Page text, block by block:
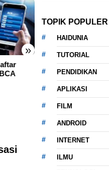
»
Digital
Aman saat
Pengertian,
Pemakaian &
Menghitung
Pemula
TOPIK POPULER
HAIDUNIA
TUTORIAL
PENDIDIKAN
APLIKASI
FILM
ANDROID
INTERNET
ILMU